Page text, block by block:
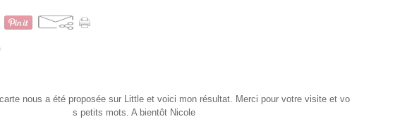
nous a été proposée sur Little et voici mon résultat. Merci pour votre visite et vo
s petits mots. A bientôt Nicole